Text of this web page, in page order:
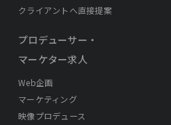
クライアントへ直接提案
プロデューサー・
マーケター求人
Web企画
マーケティング
映像プロデュース